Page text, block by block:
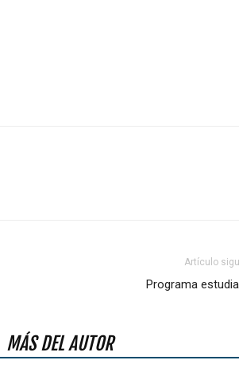
Artículo
Programa
MÁS DEL AUTOR